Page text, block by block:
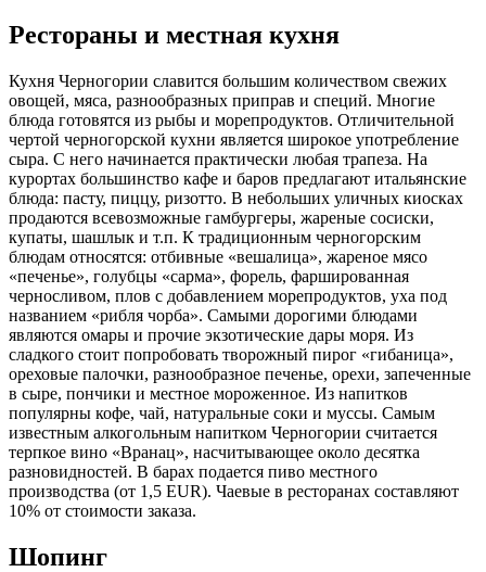
Рестораны и местная кухня
Кухня Черногории славится большим количеством свежих
овощей, мяса, разнообразных приправ и специй. Многие
блюда готовятся из рыбы и морепродуктов. Отличительной
чертой черногорской кухни является широкое употребление
сыра. С него начинается практически любая трапеза. На
курортах большинство кафе и баров предлагают итальянские
блюда: пасту, пиццу, ризотто. В небольших уличных киосках
продаются всевозможные гамбургеры, жареные сосиски,
купаты, шашлык и т.п. К традиционным черногорским
блюдам относятся: отбивные «вешалица», жареное мясо
«печенье», голубцы «сарма», форель, фаршированная
черносливом, плов с добавлением морепродуктов, уха под
названием «рибля чорба». Самыми дорогими блюдами
являются омары и прочие экзотические дары моря. Из
сладкого стоит попробовать творожный пирог «гибаница»,
ореховые палочки, разнообразное печенье, орехи, запеченные
в сыре, пончики и местное мороженное. Из напитков
популярны кофе, чай, натуральные соки и муссы. Самым
известным алкогольным напитком Черногории считается
терпкое вино «Вранац», насчитывающее около десятка
разновидностей. В барах подается пиво местного
производства (от 1,5 EUR). Чаевые в ресторанах составляют
10% от стоимости заказа.
Шопинг